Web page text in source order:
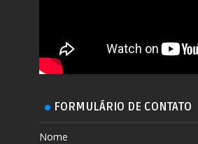
FORMULÁRIO DE CONTATO
Nome